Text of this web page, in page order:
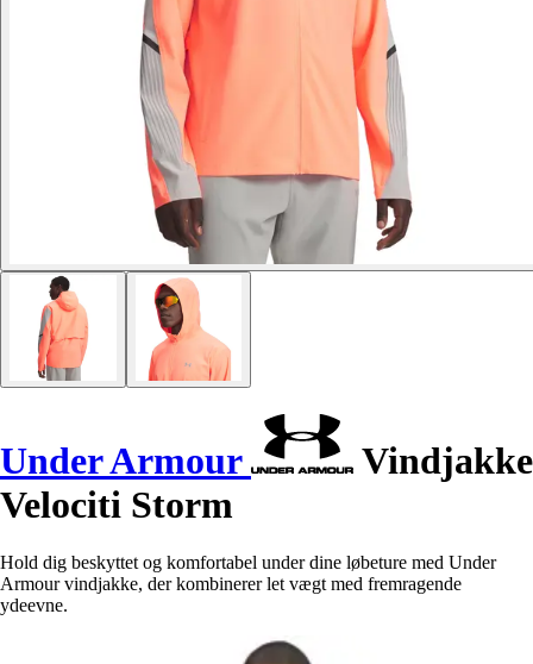
Under Armour
Vindjakke
Velociti Storm
Hold dig beskyttet og komfortabel under dine løbeture med Under
Armour vindjakke, der kombinerer let vægt med fremragende
ydeevne.